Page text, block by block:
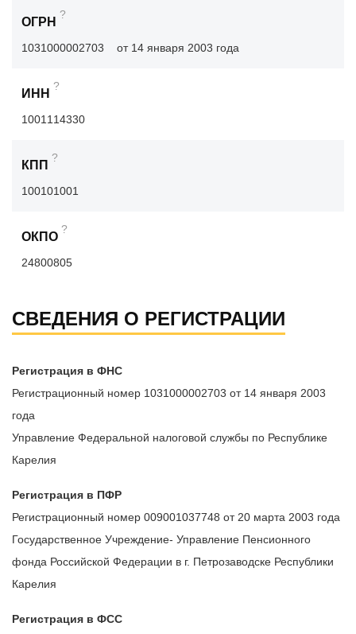
ОГРН
?
1031000002703 от 14 января 2003 года
ИНН
?
1001114330
КПП
?
100101001
ОКПО
?
24800805
СВЕДЕНИЯ О РЕГИСТРАЦИИ
Регистрация в ФНС
Регистрационный номер 1031000002703 от 14 января 2003
года
Управление Федеральной налоговой службы по Республике
Карелия
Регистрация в ПФР
Регистрационный номер 009001037748 от 20 марта 2003 года
Государственное Учреждение- Управление Пенсионного
фонда Российской Федерации в г. Петрозаводске Республики
Карелия
Регистрация в ФСС